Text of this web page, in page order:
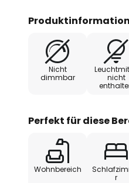
Nicht
dimmbar
nicht
Perfekt für diese
Wohnbereich
r